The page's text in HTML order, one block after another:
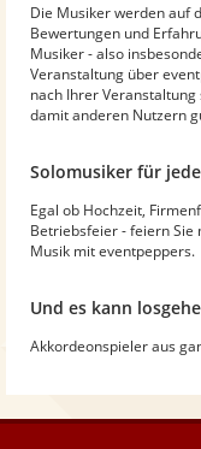
Die Musiker werden auf
Bewertungen und
Musiker - also
Veranstaltung über
nach Ihrer
damit anderen Nutzern
Solomusiker für
Egal ob Hochzeit,
Betriebsfeier - feiern Sie
Musik mit eventpeppers.
Und es kann
Akkordeonspieler aus